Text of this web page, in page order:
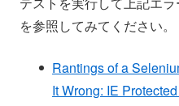
を参照してみてください。
Rantings of a
It Wrong: IE